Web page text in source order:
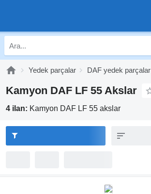
Yedek parçalar DAF yedek parçalar
Kamyon DAF LF 55 Akslar
4 ilan: Kamyon DAF LF 55 akslar